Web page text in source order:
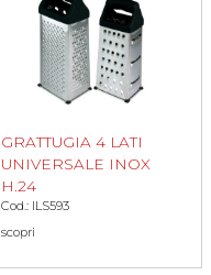
GRATTUGIA 4 LATI
UNIVERSALE INOX
H.24
Cod.: ILS593
scopri